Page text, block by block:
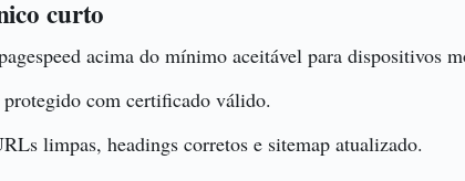
curto
acima do mínimo aceitável para dispositivos
protegido com certificado válido.
limpas, headings corretos e sitemap atualizado.